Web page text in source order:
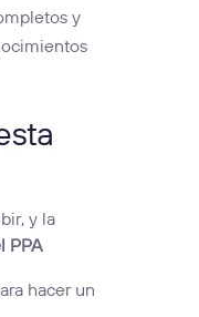
y
y la
PPA
hacer un